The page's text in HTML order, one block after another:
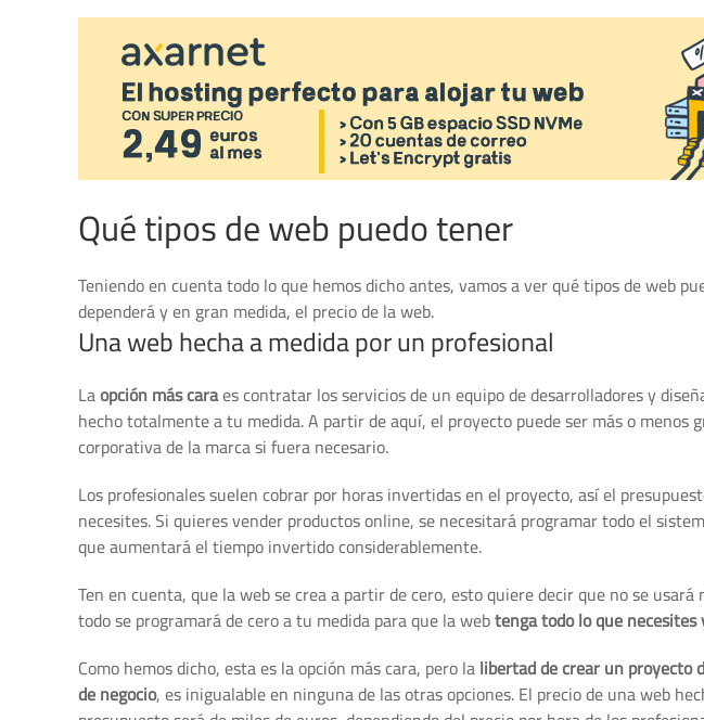
Qué tipos de web puedo tener
Teniendo en cuenta todo lo que hemos dicho antes, vamos a ver qué tipos de web
dependerá y en gran medida, el precio de la web.
Una web hecha a medida por un profesional
Laopción más caraes contratar los servicios de un equipo de desarrolladores y
hecho totalmente a tu medida. A partir de aquí, el proyecto puede ser más o menos
corporativa de la marca si fuera necesario.
Los profesionales suelen cobrar por horas invertidas en el proyecto, así el
necesites. Si quieres vender productos online, se necesitará programar todo el
que aumentará el tiempo invertido considerablemente.
Ten en cuenta, que la web se crea a partir de cero, esto quiere decir que no se
todo se programará de cero a tu medida para que la webtenga todo lo que
Como hemos dicho, esta es la opción más cara, pero lalibertad de crear un proyecto
de negocio, es inigualable en ninguna de las otras opciones. El precio de una web